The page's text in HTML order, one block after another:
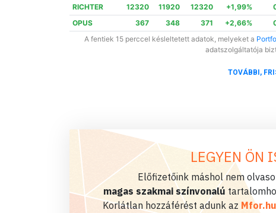
RICHTER
12320 11920 12320 +1,99%
OPUS
367 348 371 +2,66%
A fentiek 15 perccel késleltetett adatok, melyeket a
adatszolgáltatója
TOVÁBBI,
LEGYEN ÖN
Előfizetőink máshol nem
magas szakmai színvonalú
Korlátlan hozzáférést adunk az Mfor.hu